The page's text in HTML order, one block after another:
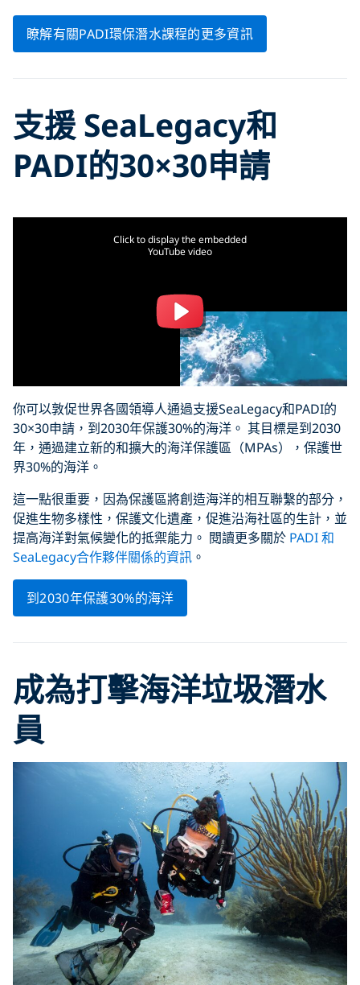
瞭解有關PADI環保潛水課程的更多資訊
支援 SeaLegacy和
PADI的30×30申請
Click to display the embedded
YouTube video
你可以敦促世界各國領導人通過支援SeaLegacy和PADI的
30×30申請，到2030年保護30%的海洋。 其目標是到2030
年，通過建立新的和擴大的海洋保護區（MPAs），保護世
界30%的海洋。
這一點很重要，因為保護區將創造海洋的相互聯繫的部分，
促進生物多樣性，保護文化遺產，促進沿海社區的生計，並
提高海洋對氣候變化的抵禦能力。 閱讀更多關於 PADI 和
SeaLegacy合作夥伴關係的資訊 。
到2030年保護30%的海洋
成為打擊海洋垃圾潛水
員